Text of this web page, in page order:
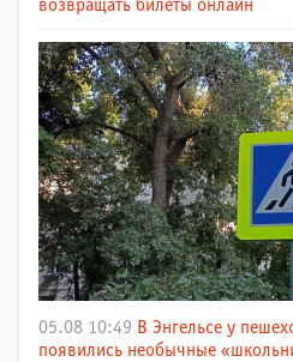
возвращать билеты онлайн
05.08 10:49 В Энгельсе у
появились необычные